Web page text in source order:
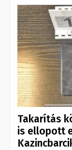
Takarítás
is ellopott